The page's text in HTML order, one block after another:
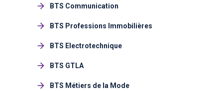
BTS Communication
BTS Professions Immobilières
BTS Electrotechnique
BTS GTLA
BTS Métiers de la Mode